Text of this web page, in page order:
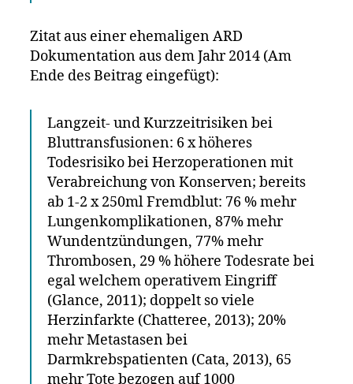
Zitat aus einer ehemaligen ARD
Dokumentation aus dem Jahr 2014 (Am
Ende des Beitrag eingefügt):
Langzeit- und Kurzzeitrisiken bei
Bluttransfusionen: 6 x höheres
Todesrisiko bei Herzoperationen mit
Verabreichung von Konserven; bereits
ab 1-2 x 250ml Fremdblut: 76 % mehr
Lungenkomplikationen, 87% mehr
Wundentzündungen, 77% mehr
Thrombosen, 29 % höhere Todesrate bei
egal welchem operativem Eingriff
(Glance, 2011); doppelt so viele
Herzinfarkte (Chatteree, 2013); 20%
mehr Metastasen bei
Darmkrebspatienten (Cata, 2013), 65
mehr Tote bezogen auf 1000